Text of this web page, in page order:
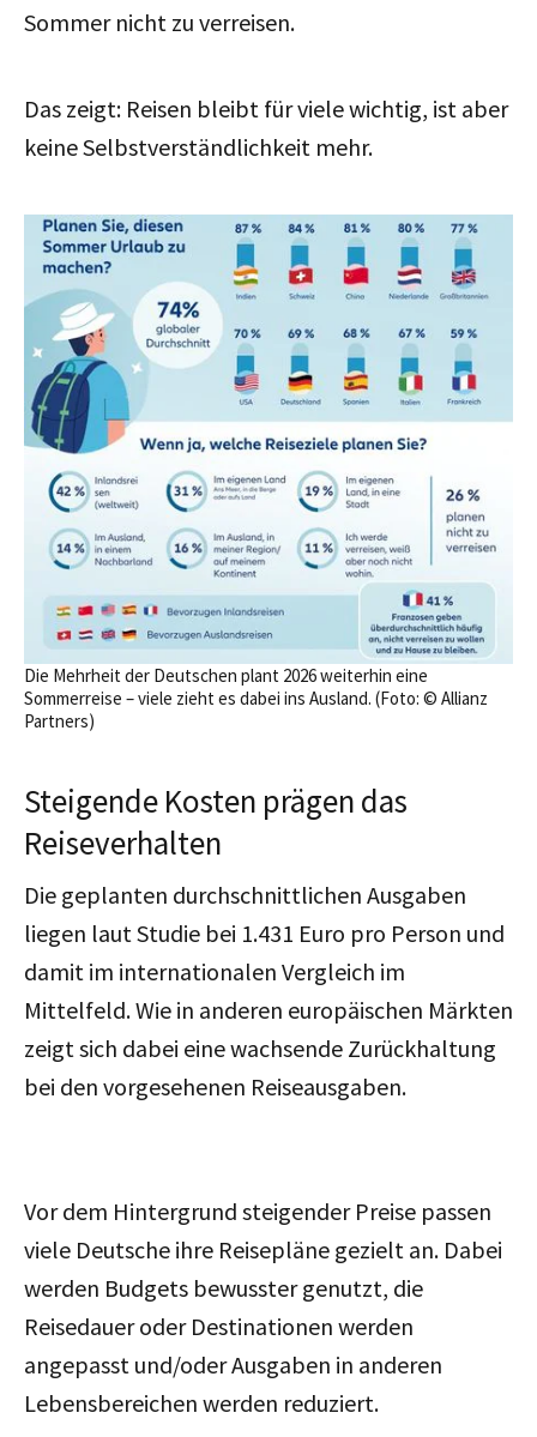
Sommer nicht zu verreisen.
Das zeigt: Reisen bleibt für viele wichtig, ist aber
keine Selbstverständlichkeit mehr.
Die Mehrheit der Deutschen plant 2026 weiterhin eine
Sommerreise – viele zieht es dabei ins Ausland. (Foto: © Allianz
Partners)
Steigende Kosten prägen das
Reiseverhalten
Die geplanten durchschnittlichen Ausgaben
liegen laut Studie bei 1.431 Euro pro Person und
damit im internationalen Vergleich im
Mittelfeld. Wie in anderen europäischen Märkten
zeigt sich dabei eine wachsende Zurückhaltung
bei den vorgesehenen Reiseausgaben.
Vor dem Hintergrund steigender Preise passen
viele Deutsche ihre Reisepläne gezielt an. Dabei
werden Budgets bewusster genutzt, die
Reisedauer oder Destinationen werden
angepasst und/oderAusgaben in anderen
Lebensbereichen werden reduziert.